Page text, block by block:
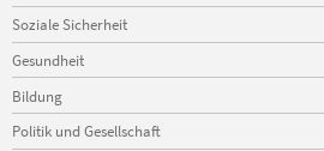
Soziale Sicherheit
Gesundheit
Bildung
Politik und Gesellschaft